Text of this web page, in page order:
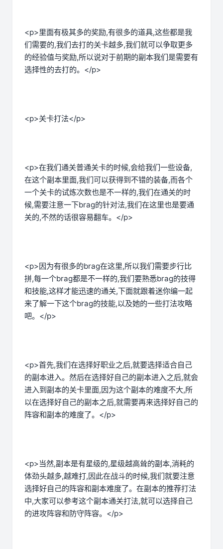
<p>里面有极其多的奖励,有很多的道具,这些都是我
们需要的,我们去打的关卡越多,我们就可以争取更多
的经验值与奖励,所以说对于前期的副本我们是需要有
选择性的去打的。</p>
<p>关卡打法</p>
<p>在我们通关普通关卡的时候,会给我们一些设备,
在这个副本里面,我们可以获得到不错的装备,而各个
一个关卡的试炼次数也是不一样的,我们在通关的时
候,需要注意一下brag的针对法,我们在这里也是要通
关的,不然的话很容易翻车。</p>
<p>因为有很多的brag在这里,所以我们需要步行比
拼,每一个brag都是不一样的,我们要熟悉brag的技得
和技能,这样才能迅速的通关,下面就跟着迷你编一起
来了解一下这个brag的技能,以及她的一些打法攻略
吧。</p>
<p>首先,我们在选择好职业之后,就要选择适合自己
的副本进入。然后在选择好自己的副本进入之后,就会
进入到副本的关卡里面,因为这个副本的难度不大,所
以在选择好自己的副本之后,就需要再来选择好自己的
阵容和副本的难度了。</p>
<p>当然,副本是有星级的,星级越高耸的副本,消耗的
体劲头越多,越难打,因此在战斗的时候,我们就要注意
选择好自己的阵容和副本难度了。在副本的推荐打法
中,大家可以参考这个副本通关打法,就可以选择自己
的进攻阵容和防守阵容。</p>